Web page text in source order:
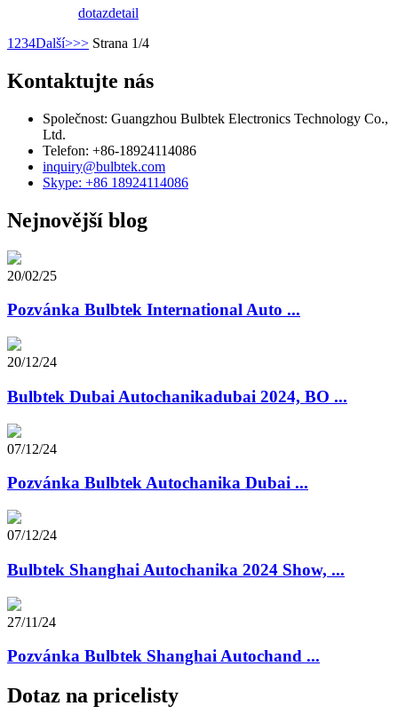
dotazdetail
1 234Další>>> Strana 1/4
Kontaktujte nás
Společnost: Guangzhou Bulbtek Electronics Technology Co.,
Ltd.
Telefon: +86-18924114086
inquiry@bulbtek.com
Skype: +86 18924114086
Nejnovější blog
20/02/25
Pozvánka Bulbtek International Auto ...
20/12/24
Bulbtek Dubai Autochanikadubai 2024, BO ...
07/12/24
Pozvánka Bulbtek Autochanika Dubai ...
07/12/24
Bulbtek Shanghai Autochanika 2024 Show, ...
27/11/24
Pozvánka Bulbtek Shanghai Autochand ...
Dotaz na pricelisty